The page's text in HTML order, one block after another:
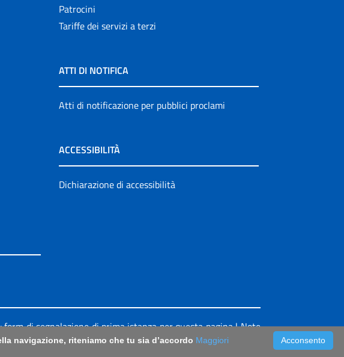
Patrocini
Tariffe dei servizi a terzi
ATTI DI NOTIFICA
Atti di notificazione per pubblici proclami
ACCESSIBILITÀ
Dichiarazione di accessibilità
form di segnalazione di prima istanza per questa pagina|Note
Acconsento
navigazione, riteniamo che tu sia d’accordo Maggiori